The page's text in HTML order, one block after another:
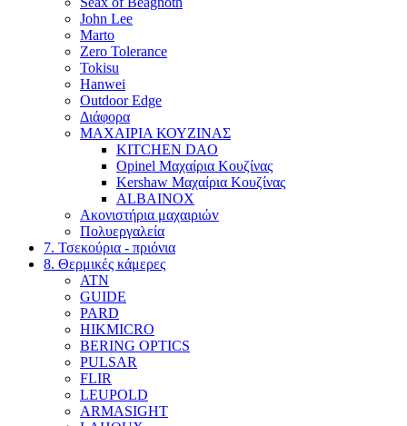
John Lee
Marto
Zero Tolerance
Tokisu
Hanwei
Outdoor Edge
Διάφορα
ΜΑΧΑΙΡΙΑ ΚΟΥΖΙΝΑΣ
KITCHEN DAO
Opinel Μαχαίρια Κουζίνας
Kershaw Μαχαίρια Κουζίνας
ALBAINOX
Ακονιστήρια μαχαιριώv
Πολυεργαλεία
7. Τσεκούρια - πριόνια
8. Θερμικές κάμερες
ATN
GUIDE
PARD
HIKMICRO
BERING OPTICS
PULSAR
FLIR
LEUPOLD
ARMASIGHT